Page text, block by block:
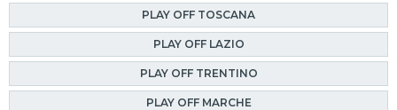
PLAY OFF TOSCANA
PLAY OFF LAZIO
PLAY OFF TRENTINO
PLAY OFF MARCHE